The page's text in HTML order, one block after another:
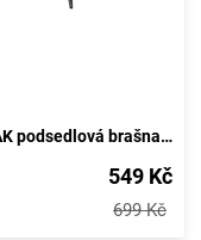
TOPEAK podsedlová brašna AERO WEDGE PACK s pásky
549 Kč
699 Kč